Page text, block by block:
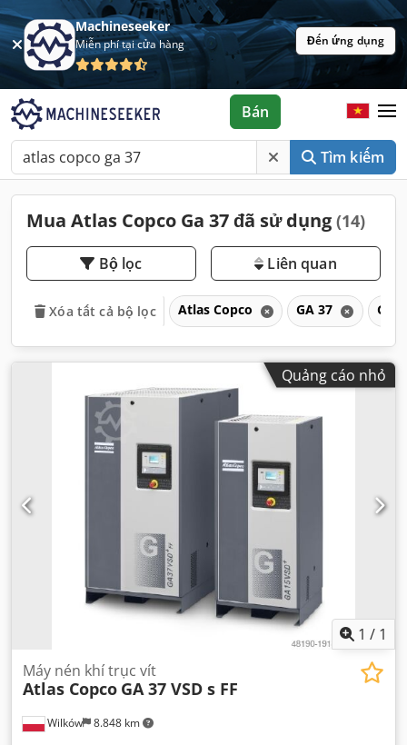
Machineseeker
Miễn phí tại cửa hàng Đến ứng dụng
Tìm kiếm
Bán
Mua Atlas Copco Ga 37 đã sử dụng (14)
Bộ lọc Liên quan
Xóa tất cả bộ lọc Atlas Copco GA 37 GA
Quảng cáo nhỏ
1 / 1
Wilków 8.848 km
Máy nén khí trục vít
Atlas Copco GA 37 VSD s FF